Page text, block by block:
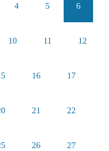
4 5 6
10 11 12
16 17
21 22
26 27